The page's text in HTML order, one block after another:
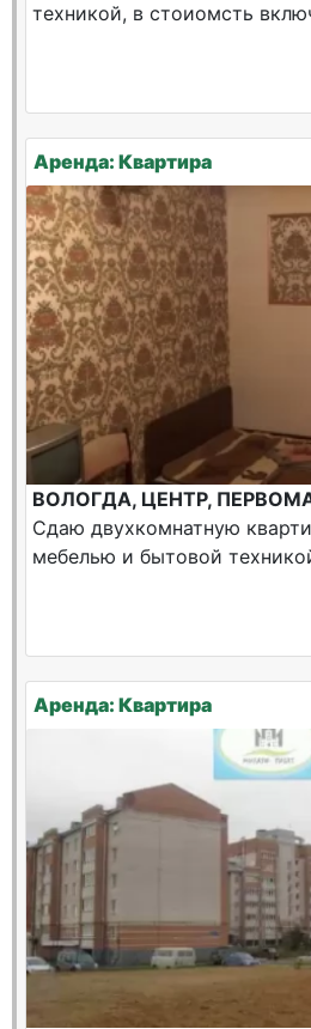
техникой, в стоиомсть
Аренда: Квартира
ВОЛОГДА, ЦЕНТР,
Сдаю двухкомнатную
мебелью и бытовой
Аренда: Квартира